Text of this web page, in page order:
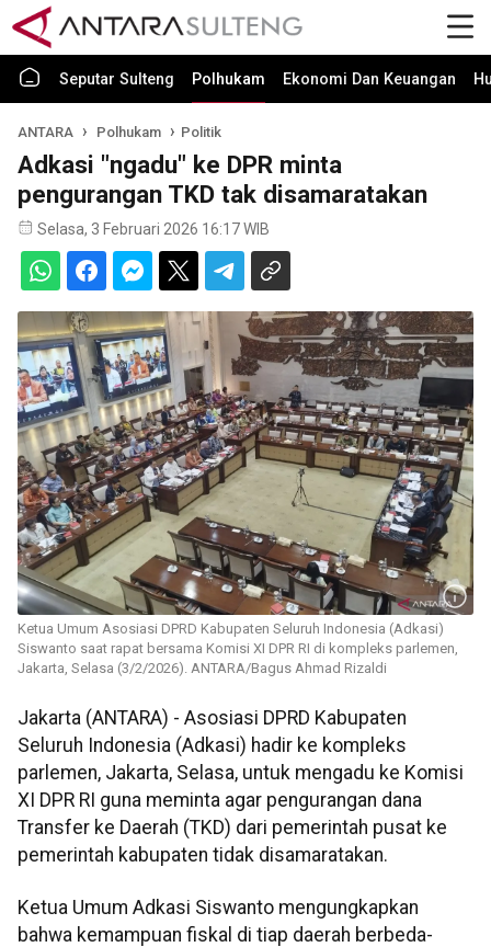
Seputar Sulteng Polhukam Ekonomi Dan Keuangan
ANTARA Polhukam Politik
Adkasi "ngadu" ke DPR minta
pengurangan TKD tak disamaratakan
Selasa, 3 Februari 2026 16:17 WIB
Ketua Umum Asosiasi DPRD Kabupaten Seluruh Indonesia (Adkasi)
Siswanto saat rapat bersama Komisi XI DPR RI di kompleks parlemen,
Jakarta, Selasa (3/2/2026). ANTARA/Bagus Ahmad Rizaldi
Jakarta (ANTARA) - Asosiasi DPRD Kabupaten
Seluruh Indonesia (Adkasi) hadir ke kompleks
parlemen, Jakarta, Selasa, untuk mengadu ke Komisi
XI DPR RI guna meminta agar pengurangan dana
Transfer ke Daerah (TKD) dari pemerintah pusat ke
pemerintah kabupaten tidak disamaratakan.
Ketua Umum Adkasi Siswanto mengungkapkan
bahwa kemampuan fiskal di tiap daerah berbeda-